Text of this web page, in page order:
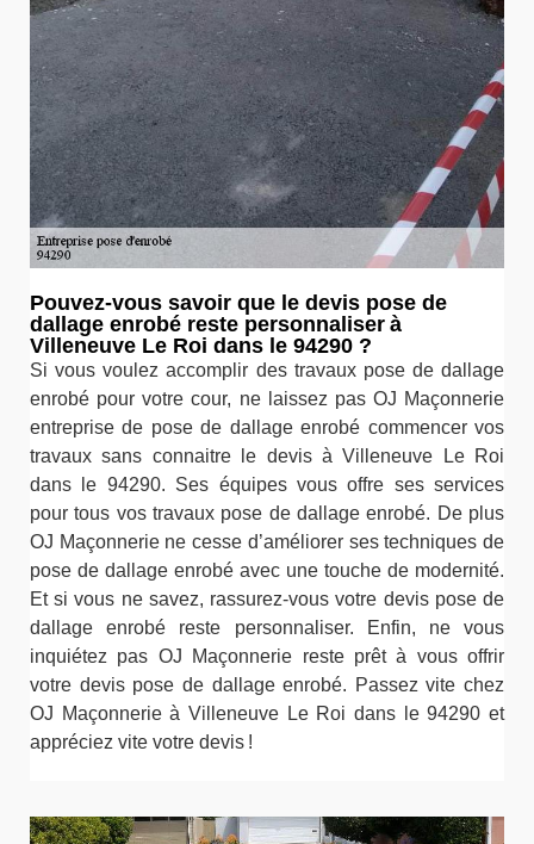
Pouvez-vous savoir que le devis pose de
dallage enrobé reste personnaliser à
Villeneuve Le Roi dans le 94290 ?
Si vous voulez accomplir des travaux pose de dallage
enrobé pour votre cour, ne laissez pas OJ Maçonnerie
entreprise de pose de dallage enrobé commencer vos
travaux sans connaitre le devis à Villeneuve Le Roi
dans le 94290. Ses équipes vous offre ses services
pour tous vos travaux pose de dallage enrobé. De plus
OJ Maçonnerie ne cesse d’améliorer ses techniques de
pose de dallage enrobé avec une touche de modernité.
Et si vous ne savez, rassurez-vous votre devis pose de
dallage enrobé reste personnaliser. Enfin, ne vous
inquiétez pas OJ Maçonnerie reste prêt à vous offrir
votre devis pose de dallage enrobé. Passez vite chez
OJ Maçonnerie à Villeneuve Le Roi dans le 94290 et
appréciez vite votre devis !